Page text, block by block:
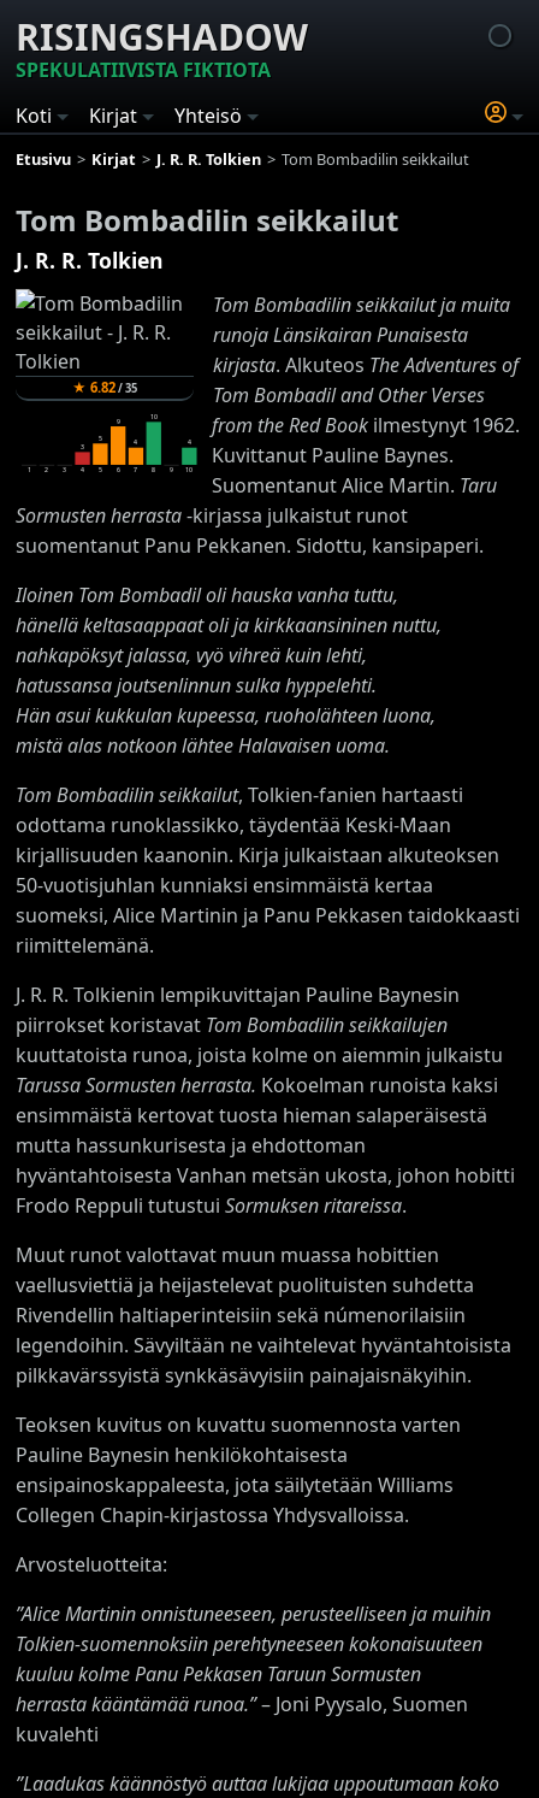
RISINGSHADOW
SPEKULATIIVISTA FIKTIOTA
Koti
Kirjat Yhteisö
Etusivu Kirjat J. R. R. Tolkien Tom Bombadilin seikkailut
Tom Bombadilin seikkailut
J. R. R. Tolkien
★6.82/35
1 2 3
3
4
5
5
9
6
4
7
10
8 9
4
10
Tom Bombadilin seikkailut ja muita
runoja Länsikairan Punaisesta
kirjasta. Alkuteos The Adventures of
Tom Bombadil and Other Verses
from the Red Bookilmestynyt 1962.
Kuvittanut Pauline Baynes.
Suomentanut Alice Martin. Taru
Sormusten herrasta-kirjassa julkaistut runot
suomentanut Panu Pekkanen. Sidottu, kansipaperi.
Iloinen Tom Bombadil oli hauska vanha tuttu,
hänellä keltasaappaat oli ja kirkkaansininen nuttu,
nahkapöksyt jalassa, vyö vihreä kuin lehti,
hatussansa joutsenlinnun sulka hyppelehti.
Hän asui kukkulan kupeessa, ruoholähteen luona,
mistä alas notkoon lähtee Halavaisen uoma.
Tom Bombadilin seikkailut, Tolkien-fanien hartaasti
odottama runoklassikko, täydentää Keski-Maan
kirjallisuuden kaanonin. Kirja julkaistaan alkuteoksen
50-vuotisjuhlan kunniaksi ensimmäistä kertaa
suomeksi, Alice Martinin ja Panu Pekkasen taidokkaasti
riimittelemänä.
J. R. R. Tolkienin lempikuvittajan Pauline Baynesin
piirrokset koristavat Tom Bombadilin seikkailujen
kuuttatoista runoa, joista kolme on aiemmin julkaistu
Tarussa Sormusten herrasta. Kokoelman runoista kaksi
ensimmäistä kertovat tuosta hieman salaperäisestä
mutta hassunkurisesta ja ehdottoman
hyväntahtoisesta Vanhan metsän ukosta, johon hobitti
Frodo Reppuli tutustuiSormuksen ritareissa.
Muut runot valottavat muun muassa hobittien
vaellusviettiä ja heijastelevat puolituisten suhdetta
Rivendellin haltiaperinteisiin sekä númenorilaisiin
legendoihin. Sävyiltään ne vaihtelevat hyväntahtoisista
pilkkavärssyistä synkkäsävyisiin painajaisnäkyihin.
Teoksen kuvitus on kuvattu suomennosta varten
Pauline Baynesin henkilökohtaisesta
ensipainoskappaleesta, jota säilytetään Williams
Collegen Chapin-kirjastossa Yhdysvalloissa.
Arvosteluotteita:
”Alice Martinin onnistuneeseen, perusteelliseen ja muihin
Tolkien-suomennoksiin perehtyneeseen kokonaisuuteen
kuuluu kolme Panu Pekkasen Taruun Sormusten
herrastakääntämää runoa.”– Joni Pyysalo, Suomen
kuvalehti
”Laadukas käännöstyö auttaa lukijaa uppoutumaan koko